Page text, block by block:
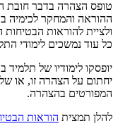
טופס הצהרה בדבר חובת
ההוראה והמחקר לכימיה
ולציית להוראות
כל עוד נמשכים לימודי
יופסקו לימודיו של
יחתום על הצהרה זו, או
המפורטים בהצהרה.
להלן תמצית הוראות